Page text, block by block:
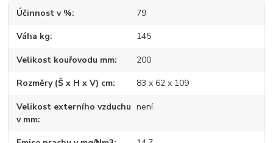
Účinnost v % 79
Váha kg 145
Velikost kouřovodu mm 200
Rozměry (Š x H x V) cm 83 x 62 x 109
Velikost externího vzduchu
v mm
není